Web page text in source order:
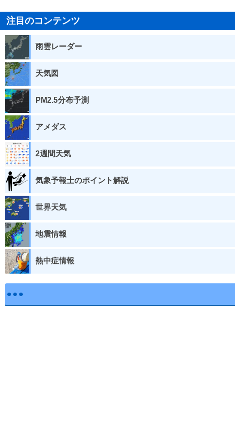
注目のコンテンツ
雨雲レーダー
天気図
PM2.5分布予測
アメダス
2週間天気
気象予報士のポイント解説
世界天気
地震情報
熱中症情報